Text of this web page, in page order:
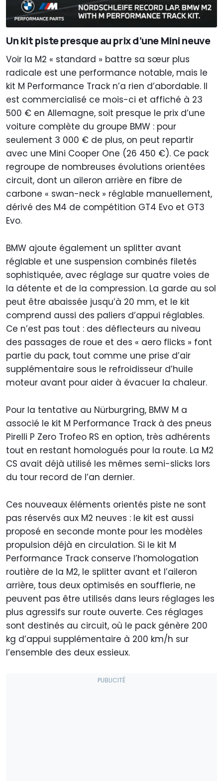
Un kit piste presque au prix d’une Mini neuve
Voir la M2 « standard » battre sa sœur plus
radicale est une performance notable, mais le
kit M Performance Track n’a rien d’abordable. Il
est commercialisé ce mois-ci et affiché à 23
500 € en Allemagne, soit presque le prix d’une
voiture complète du groupe BMW : pour
seulement 3 000 € de plus, on peut repartir
avec une Mini Cooper One (26 450 €). Ce pack
regroupe de nombreuses évolutions orientées
circuit, dont un aileron arrière en fibre de
carbone « swan-neck » réglable manuellement,
dérivé des M4 de compétition GT4 Evo et GT3
Evo.
BMW ajoute également un splitter avant
réglable et une suspension combinés filetés
sophistiquée, avec réglage sur quatre voies de
la détente et de la compression. La garde au sol
peut être abaissée jusqu’à 20 mm, et le kit
comprend aussi des paliers d’appui réglables.
Ce n’est pas tout : des déflecteurs au niveau
des passages de roue et des « aero flicks » font
partie du pack, tout comme une prise d’air
supplémentaire sous le refroidisseur d’huile
moteur avant pour aider à évacuer la chaleur.
Pour la tentative au Nürburgring, BMW M a
associé le kit M Performance Track à des pneus
Pirelli P Zero Trofeo RS en option, très adhérents
tout en restant homologués pour la route. La M2
CS avait déjà utilisé les mêmes semi-slicks lors
du tour record de l’an dernier.
Ces nouveaux éléments orientés piste ne sont
pas réservés aux M2 neuves : le kit est aussi
proposé en seconde monte pour les modèles
propulsion déjà en circulation. Si le kit M
Performance Track conserve l’homologation
routière de la M2, le splitter avant et l’aileron
arrière, tous deux optimisés en soufflerie, ne
peuvent pas être utilisés dans leurs réglages les
plus agressifs sur route ouverte. Ces réglages
sont destinés au circuit, où le pack génère 200
kg d’appui supplémentaire à 200 km/h sur
l’ensemble des deux essieux.